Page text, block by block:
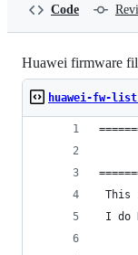
Code
Huawei firmware
huawei-fw-
This
I do